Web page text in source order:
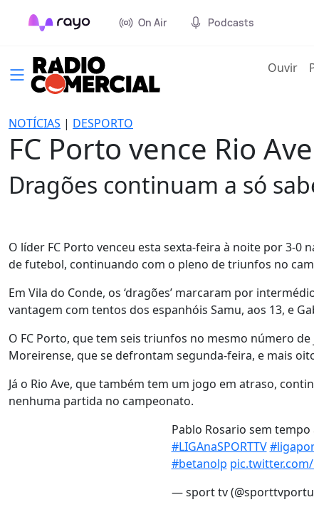
On Air Podcasts
Ouvir
NOTÍCIAS | DESPORTO
FC Porto vence Rio
Dragões continuam a só
O líder FC Porto venceu esta sexta-feira à noite por 3-0
de futebol, continuando com o pleno de triunfos no
Em Vila do Conde, os ‘dragões’ marcaram por
vantagem com tentos dos espanhóis Samu, aos 13, e
O FC Porto, que tem seis triunfos no mesmo número
Moreirense, que se defrontam segunda-feira, e mais
Já o Rio Ave, que também tem um jogo em atraso,
nenhuma partida no campeonato.
Pablo Rosario sem tempo
#LIGAnaSPORTTV
#betanolp
— sport tv